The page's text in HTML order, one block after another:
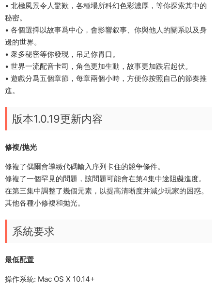
• 北極風景令人驚歎，各種場所科幻色彩濃厚，等你探索其中的
秘密。
• 各個選擇以故事爲中心，會影響叙事、你與他人的關系以及身
邊的世界。
• 衆多秘密等你發現，吊足你胃口。
• 世界一流配音卡司，角色更加生動，故事更加跌宕起伏。
• 遊戲分爲五個章節，每章兩個小時，方便你按照自己的節奏推
進。
版本1.0.19更新内容
修複/抛光
修複了偶爾會導緻代碼輸入序列卡住的競争條件。
修複了一個罕見的問題，該問題可能會在第4集中途阻礙進度。
在第三集中調整了幾個元素，以提高清晰度并減少玩家的困惑。
其他各種小修複和抛光。
系統要求
最低配置
操作系統: Mac OS X 10.14+